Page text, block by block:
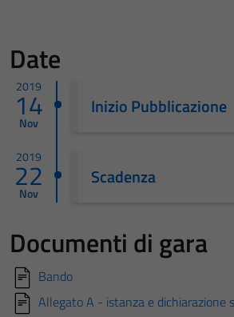
Date
2019
14
Nov
Inizio Pubblicazione
2019
22
Nov
Scadenza
Documenti di gara
Bando
Allegato A - istanza e dichiarazione